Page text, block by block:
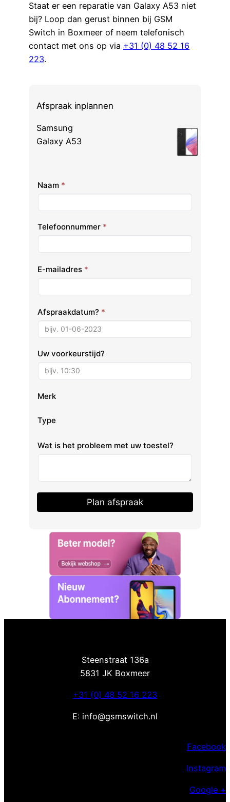
Staat er een reparatie van Galaxy A53 niet
bij? Loop dan gerust binnen bij GSM
Switch in Boxmeer of neem telefonisch
contact met ons op via +31 (0) 48 52 16
223.
Afspraak inplannen
Samsung
Galaxy A53
Naam *
Telefoonnummer *
E-mailadres *
Afspraakdatum? *
Uw voorkeurstijd?
Merk
Type
Wat is het probleem met uw toestel?
Plan afspraak
Steenstraat 136a
5831 JK Boxmeer
+31 (0) 48 52 16 223
E: info@gsmswitch.nl
Facebook
Instagram
Google +